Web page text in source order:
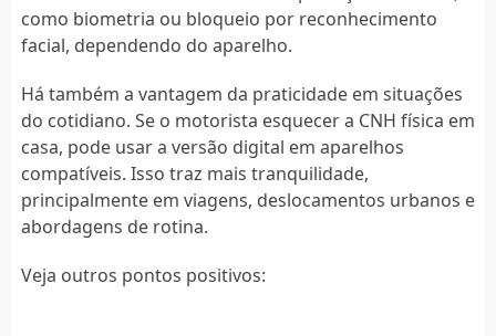
como biometria ou bloqueio por reconhecimento
facial, dependendo do aparelho.
Há também a vantagem da praticidade em situações
do cotidiano. Se o motorista esquecer a CNH física em
casa, pode usar a versão digital em aparelhos
compatíveis. Isso traz mais tranquilidade,
principalmente em viagens, deslocamentos urbanos e
abordagens de rotina.
Veja outros pontos positivos: